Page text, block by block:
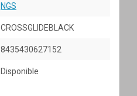
NGS
CROSSGLIDEBLACK
8435430627152
Disponible